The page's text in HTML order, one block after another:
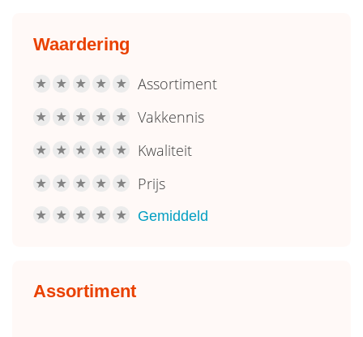
Waardering
R R R R R Assortiment
R R R R R Vakkennis
R R R R R Kwaliteit
R R R R R Prijs
R R R R R Gemiddeld
Assortiment